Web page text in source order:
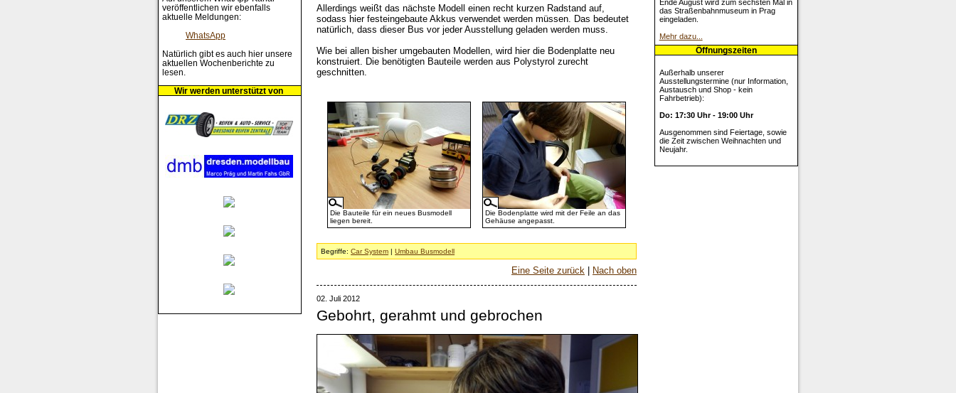
Ende August wird zum sechsten Mal in
das Straßenbahnmuseum in Prag
eingeladen.
Mehr dazu...
Öffnungszeiten
Außerhalb unserer
Ausstellungstermine (nur Information,
Austausch und Shop - kein
Fahrbetrieb):
Do: 17:30 Uhr - 19:00 Uhr
Ausgenommen sind Feiertage, sowie
die Zeit zwischen Weihnachten und
Neujahr.
Allerdings weißt das nächste Modell einen recht kurzen Radstand auf,
sodass hier festeingebaute Akkus verwendet werden müssen. Das bedeutet
natürlich, dass dieser Bus vor jeder Ausstellung geladen werden muss.
Wie bei allen bisher umgebauten Modellen, wird hier die Bodenplatte neu
konstruiert. Die benötigten Bauteile werden aus Polystyrol zurecht
geschnitten.
Die Bauteile für ein neues Busmodell
liegen bereit.
Die Bodenplatte wird mit der Feile an das
Gehäuse angepasst.
Begriffe:Car System |Umbau Busmodell
Eine Seite zurück Nach oben
02. Juli 2012
Gebohrt, gerahmt und gebrochen
veröffentlichen wir ebenfalls
aktuelle Meldungen:
WhatsApp
Natürlich gibt es auch hier unsere
aktuellen Wochenberichte zu
lesen.
Wir werden unterstützt von